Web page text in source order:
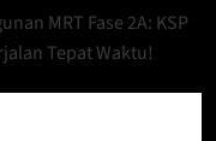
MRT Fase 2A: KSP
Tepat Waktu!